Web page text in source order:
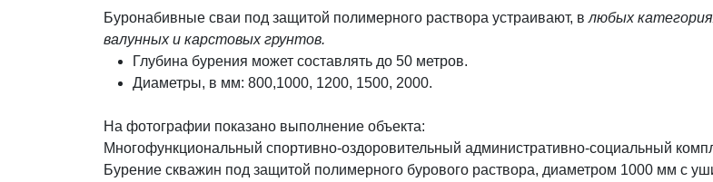
Буронабивные сваи под защитой полимерного раствора устраивают, в любых
валунных и карстовых грунтов.
Глубина бурения может составлять до 50 метров.
Диаметры, в мм: 800,1000, 1200, 1500, 2000.
На фотографии показано выполнение объекта:
Многофункциональный спортивно-оздоровительный административно-социальный
Бурение скважин под защитой полимерного бурового раствора, диаметром 1000 мм с